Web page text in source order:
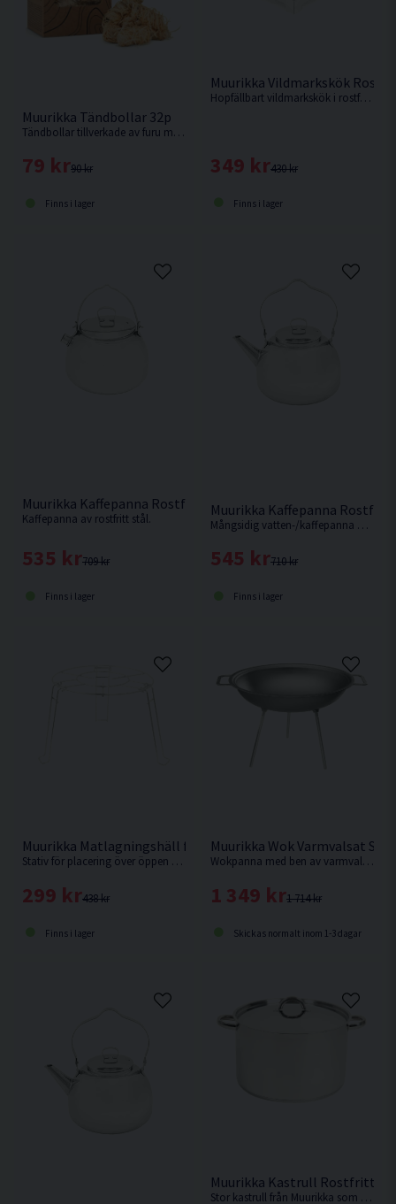
Muurikka Tändbollar 32p
Tändbollar tillverkade av furu med lång brinntid och lättantända.
90 kr
79 kr
Finns i lager
Muurikka Vildmarkskök
Hopfällbart vildmarkskök i rostfritt stål.
430 kr
349 kr
Finns i lager
Muurikka Kaffepanna Rostfritt 0,8L
Kaffepanna av rostfritt stål.
709 kr
535 kr
Finns i lager
Muurikka Kaffepanna Rostfritt
Mångsidig vatten-/kaffepanna av rostfritt stål.
710 kr
545 kr
Finns i lager
Muurikka Matlagningshäll för Stekpannor Rostfritt
Stativ för placering över öppen eld från Muurikka
438 kr
299 kr
Finns i lager
Muurikka Wok Varmvalsat Stål
Wokpanna med ben av varmvalsat stål från Muurikka.
1 714 kr
1 349 kr
Skickas normalt inom 1-3 dagar
Muurikka Kastrull Rostfritt
Stor kastrull från Muurikka som kan användas både över gasolbrännare, spis & öppen eld.